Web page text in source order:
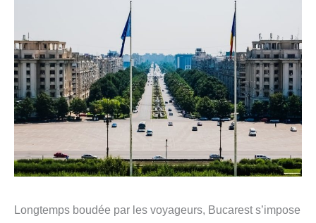
Longtemps boudée par les voyageurs, Bucarest s’impose